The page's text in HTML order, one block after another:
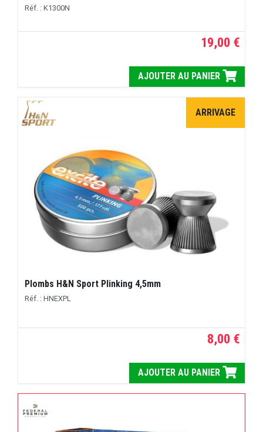
Réf. : K1300N
19,00 €
AJOUTER AU PANIER
ARRIVAGE
Plombs H&N Sport Plinking 4,5mm
Réf. : HNEXPL
8,00 €
AJOUTER AU PANIER